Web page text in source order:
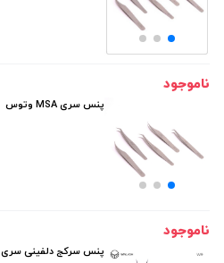
ناموجود
پنس سری MSA وتوس
ناموجود
پنس سرکج دلفینی سری w9 وین لش